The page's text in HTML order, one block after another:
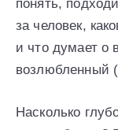
понять,
за человек,
и что думает о
возлюбленный
Насколько